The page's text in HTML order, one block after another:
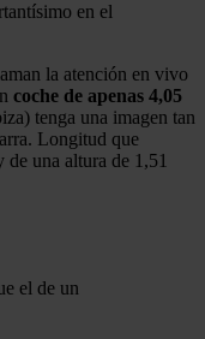
en el
la atención en vivo
coche de apenas 4,05
tenga una imagen tan
Longitud que
de una altura de 1,51
el de un